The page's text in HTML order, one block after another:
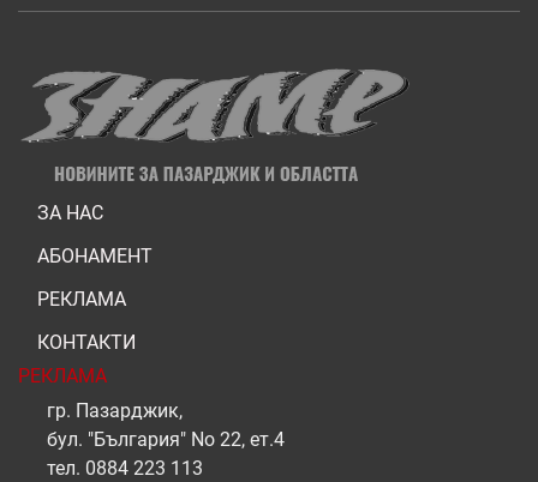
ЗА НАС
АБОНАМЕНТ
РЕКЛАМА
КОНТАКТИ
РЕКЛАМА
гр. Пазарджик,
бул. "България" No 22, ет.4
тел. 0884 223 113